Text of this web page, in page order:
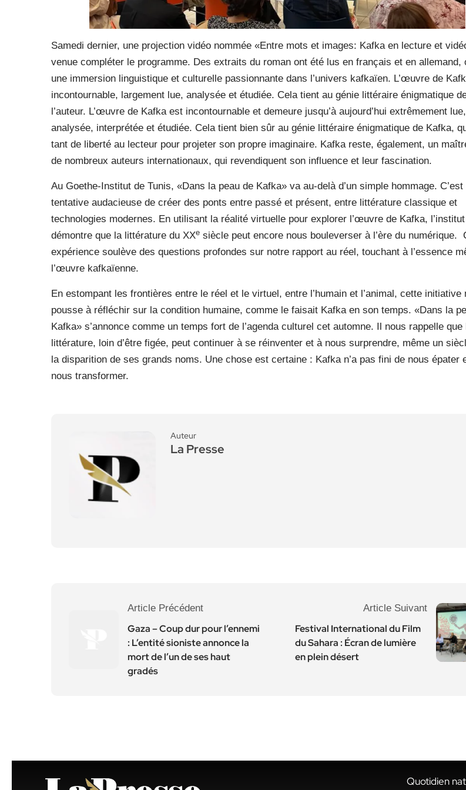
Samedi dernier, une projection vidéo nommée «Entre mots et images: Kafka en lecture et
venue compléter le programme. Des extraits du roman ont été lus en français et en allemand,
une immersion linguistique et culturelle passionnante dans l’univers kafkaïen. L’œuvre de
incontournable, largement lue, analysée et étudiée. Cela tient au génie littéraire énigmatique
l’auteur. L’œuvre de Kafka est incontournable et demeure jusqu’à aujourd’hui extrêmement lue,
analysée, interprétée et étudiée. Cela tient bien sûr au génie littéraire énigmatique de Kafka,
tant de liberté au lecteur pour projeter son propre imaginaire. Kafka reste, également, un
de nombreux auteurs internationaux, qui revendiquent son influence et leur fascination.
Au Goethe-Institut de Tunis, «Dans la peau de Kafka» va au-delà d’un simple hommage. C’est
tentative audacieuse de créer des ponts entre passé et présent, entre littérature classique et
technologies modernes. En utilisant la réalité virtuelle pour explorer l’œuvre de Kafka, l’institut
démontre que la littérature du XXe siècle peut encore nous bouleverser à l’ère du numérique.
expérience soulève des questions profondes sur notre rapport au réel, touchant à l’essence
l’œuvre kafkaïenne.
En estompant les frontières entre le réel et le virtuel, entre l’humain et l’animal, cette initiative
pousse à réfléchir sur la condition humaine, comme le faisait Kafka en son temps. «Dans la
Kafka» s’annonce comme un temps fort de l’agenda culturel cet automne. Il nous rappelle que
littérature, loin d’être figée, peut continuer à se réinventer et à nous surprendre, même un
la disparition de ses grands noms. Une chose est certaine : Kafka n’a pas fini de nous épater
nous transformer.
Auteur
La Presse
Article Précédent
Gaza – Coup dur pour l’ennemi
: L’entité sioniste annonce la
mort de l’un de ses haut
gradés
Article Suivant
Festival International du Film
du Sahara : Écran de lumière
en plein désert
Quotidien